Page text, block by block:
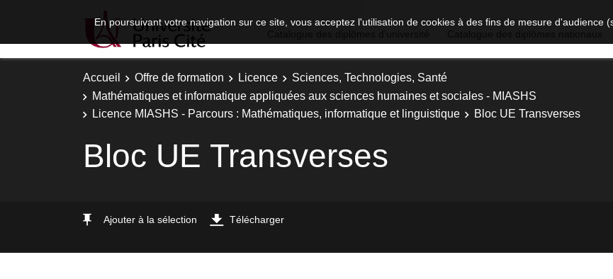
En poursuivant votre navigation sur ce site, vous acceptez l'utilisation de cookies à des fins de mesure d'audience
Accueil Offre de formation Licence
Sciences, Technologies, Santé
Mathématiques et informatique appliquées aux sciences humaines et sociales - MIASHS
Licence MIASHS - Parcours : Mathématiques, informatique et linguistique
Bloc UE Transverses
Bloc UE Transverses
Ajouter à la sélection Télécharger